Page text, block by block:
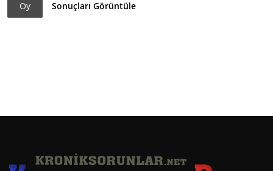
Oy Sonuçları Görüntüle